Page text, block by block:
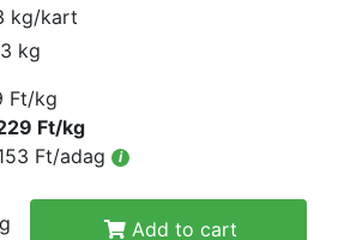
kg/kart
kg
Ft/kg
Ft/kg
Ft/adag
i
Add to cart